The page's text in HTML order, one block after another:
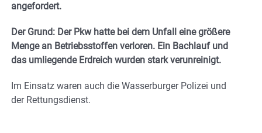
angefordert.
Der Grund: Der Pkw hatte bei dem Unfall eine größere
Menge an Betriebsstoffen verloren. Ein Bachlauf und
das umliegende Erdreich wurden stark verunreinigt.
Im Einsatz waren auch die Wasserburger Polizei und
der Rettungsdienst.